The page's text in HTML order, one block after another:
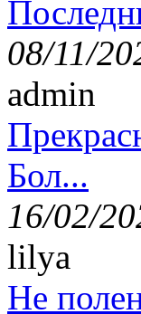
08/11/
admin
Бол...
16/02/
lilya
Не